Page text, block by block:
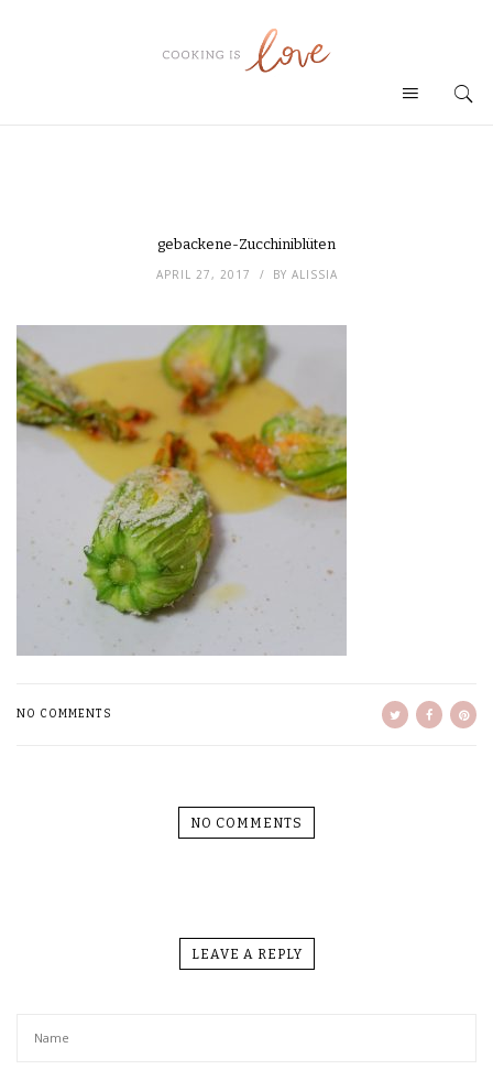
gebackene-Zucchiniblüten
APRIL 27, 2017 BY ALISSIA
NO COMMENTS
NO COMMENTS
LEAVE A REPLY